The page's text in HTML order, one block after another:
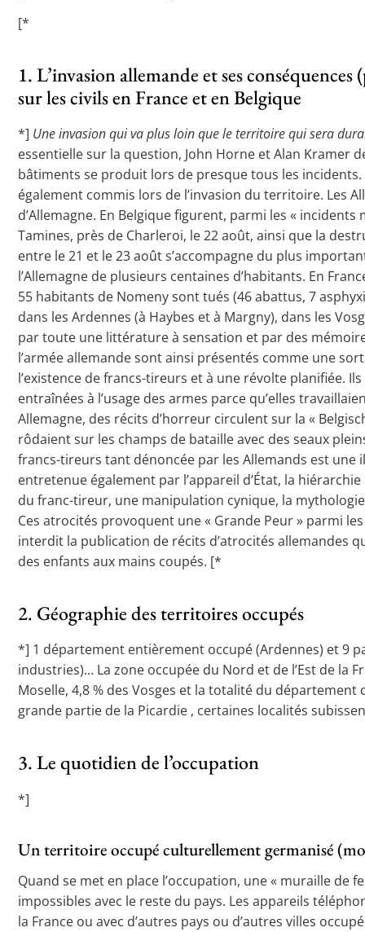
[*
1. L’invasion allemande et ses
sur les civils en France et en Belgique
*] Une invasion qui va plus loin que le territoire qui sera
essentielle sur la question, John Horne et Alan Kramer
bâtiments se produit lors de presque tous les
également commis lors de l’invasion du territoire. Les
d’Allemagne. En Belgique figurent, parmi les «
Tamines, près de Charleroi, le 22 août, ainsi que la
entre le 21 et le 23 août s’accompagne du plus
l’Allemagne de plusieurs centaines d’habitants. En
55 habitants de Nomeny sont tués (46 abattus, 7
dans les Ardennes (à Haybes et à Margny), dans les
par toute une littérature à sensation et par des
l’armée allemande sont ainsi présentés comme une
l’existence de francs-tireurs et à une révolte planifiée.
entraînées à l’usage des armes parce qu’elles
Allemagne, des récits d’horreur circulent sur la «
rôdaient sur les champs de bataille avec des seaux
francs-tireurs tant dénoncée par les Allemands est
entretenue également par l’appareil d’État, la
du franc-tireur, une manipulation cynique, la
Ces atrocités provoquent une « Grande Peur » parmi
interdit la publication de récits d’atrocités allemandes
des enfants aux mains coupés. [*
2. Géographie des territoires occupés
*] 1 département entièrement occupé (Ardennes) et 9
industries)… La zone occupée du Nord et de l’Est de la
Moselle, 4,8 % des Vosges et la totalité du
grande partie de la Picardie , certaines localités
3. Le quotidien de l’occupation
*]
Un territoire occupé culturellement germanisé
Quand se met en place l’occupation, une « muraille
impossibles avec le reste du pays. Les appareils
la France ou avec d’autres pays ou d’autres villes